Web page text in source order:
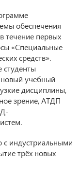
обеспечения
течение первых
«Специальные
средств».
студенты
учебный
дисциплины,
зрение, АТДП
с индустриальными
трёх новых